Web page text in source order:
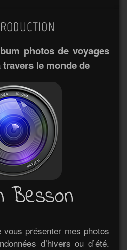
photos de voyages
le monde de
présenter mes photos
d’hivers ou d’été.